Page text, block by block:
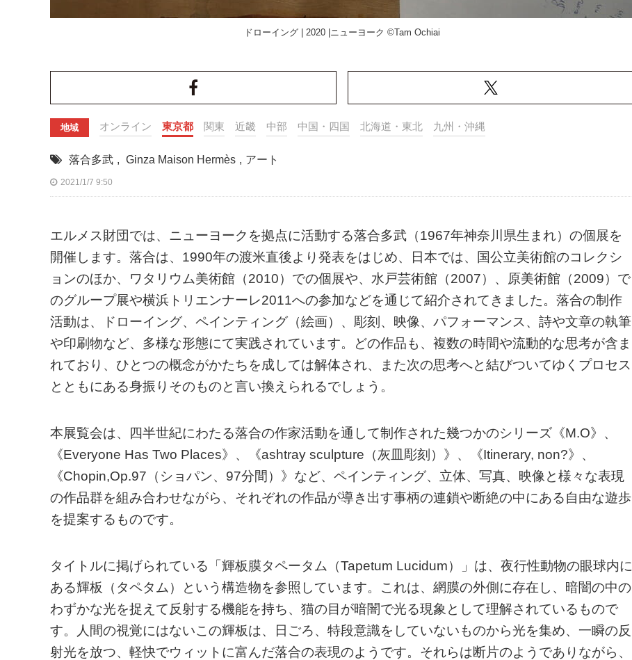
ドローイング | 2020 |ニューヨーク ©︎Tam Ochiai
地域 オンライン 東京都 関東 近畿 中部 中国・四国 北海道・東北 九州・沖縄
落合多武 , Ginza Maison Hermès , アート
2021/1/7 9:50
エルメス財団では、ニューヨークを拠点に活動する落合多武（1967年神奈川県生まれ）の個展を
開催します。落合は、1990年の渡米直後より発表をはじめ、日本では、国公立美術館のコレクシ
ョンのほか、ワタリウム美術館（2010）での個展や、水戸芸術館（2007）、原美術館（2009）で
のグループ展や横浜トリエンナーレ2011への参加などを通じて紹介されてきました。落合の制作
活動は、ドローイング、ペインティング（絵画）、彫刻、映像、パフォーマンス、詩や文章の執筆
や印刷物など、多様な形態にて実践されています。どの作品も、複数の時間や流動的な思考が含ま
れており、ひとつの概念がかたちを成しては解体され、また次の思考へと結びついてゆくプロセス
とともにある身振りそのものと言い換えられるでしょう。
本展覧会は、四半世紀にわたる落合の作家活動を通して制作された幾つかのシリーズ《M.O》、
《Everyone Has Two Places》、《ashtray sculpture（灰皿彫刻）》、《Itinerary, non?》、
《Chopin,Op.97（ショパン、97分間）》など、ペインティング、立体、写真、映像と様々な表現
の作品群を組み合わせながら、それぞれの作品が導き出す事柄の連鎖や断絶の中にある自由な遊歩
を提案するものです。
タイトルに掲げられている「輝板膜タペータム（Tapetum Lucidum）」は、夜行性動物の眼球内に
ある輝板（タペタム）という構造物を参照しています。これは、網膜の外側に存在し、暗闇の中の
わずかな光を捉えて反射する機能を持ち、猫の目が暗闇で光る現象として理解されているもので
す。人間の視覚にはないこの輝板は、日ごろ、特段意識をしていないものから光を集め、一瞬の反
射光を放つ、軽快でウィットに富んだ落合の表現のようです。それらは断片のようでありながら、